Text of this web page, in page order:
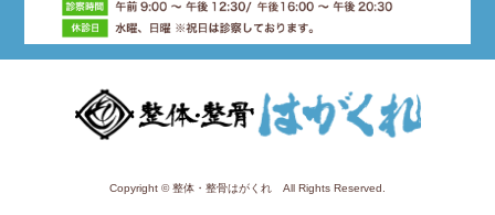
Copyright © 整体・整骨はがくれ All Rights Reserved.